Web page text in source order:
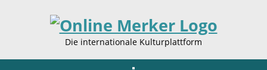
Die internationale Kulturplattform